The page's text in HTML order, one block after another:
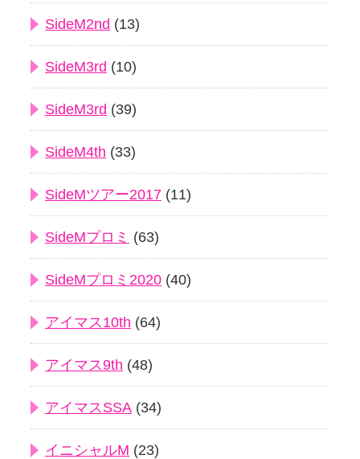
SideM2nd (13)
SideM3rd (10)
SideM3rd (39)
SideM4th (33)
SideMツアー2017 (11)
SideMプロミ (63)
SideMプロミ2020 (40)
アイマス10th (64)
アイマス9th (48)
アイマスSSA (34)
イニシャルM (23)